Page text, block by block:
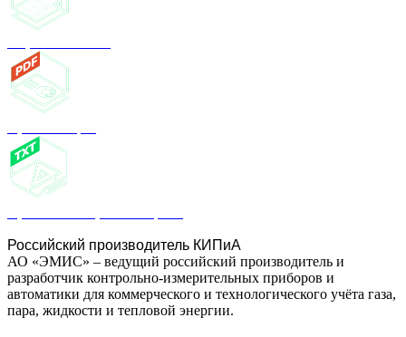
Российский производитель КИПиА
АО «ЭМИС» – ведущий российский производитель и
разработчик контрольно-измерительных приборов и
автоматики для коммерческого и технологического учёта газа,
пара, жидкости и тепловой энергии.